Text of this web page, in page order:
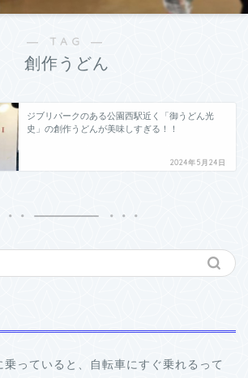
― TAG ―
創作うどん
ジブリパークのある公園西駅近く「御うどん光
史」の創作うどんが美味しすぎる！！
2024年5月24日
乗っていると、自転車にすぐ乗れるって